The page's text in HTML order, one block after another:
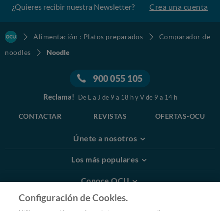
¿Quieres recibir nuestra Newsletter? Crea una cuenta
Alimentación : Platos preparados
Comparador de
noodles
Noodle
900 055 105
Reclama! De L a J de 9 a 18 h y V de 9 a 14 h
CONTACTAR REVISTAS OFERTAS-OCU
Únete a nosotros
Los más populares
Conoce OCU
Más Información
Configuración de Cookies.